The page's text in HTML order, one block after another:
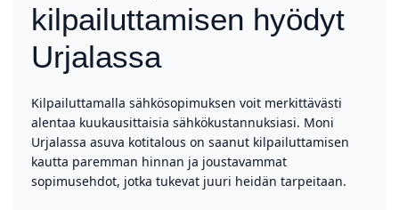
kilpailuttamisen hyödyt
Urjalassa
Kilpailuttamalla sähkösopimuksen voit merkittävästi
alentaa kuukausittaisia sähkökustannuksiasi. Moni
Urjalassa asuva kotitalous on saanut kilpailuttamisen
kautta paremman hinnan ja joustavammat
sopimusehdot, jotka tukevat juuri heidän tarpeitaan.